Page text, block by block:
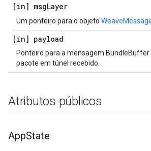
[in] msgLayer
Um ponteiro para o objeto
[in] payload
Ponteiro para a mensagem
pacote em túnel recebido.
Atributos públicos
AppState